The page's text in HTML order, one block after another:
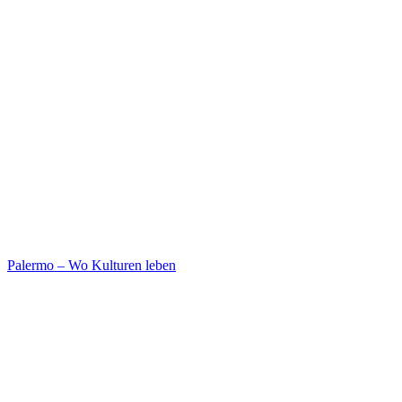
Palermo – Wo Kulturen leben